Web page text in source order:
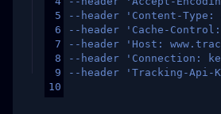
5
6
7
8
9
10
--header 'Content-
--header 'Cache-Control:
--header 'Host:
--header 'Connection:
--header 'Tracking-Api-